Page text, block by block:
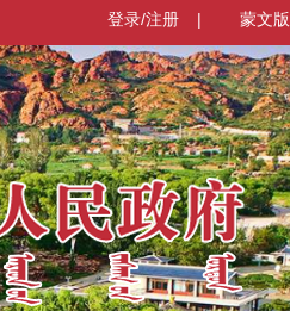
蒙文版
|
登录/注册